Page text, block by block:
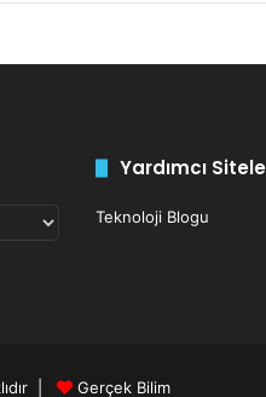
Yardımcı
Teknoloji Blogu
| Gerçek Bilim